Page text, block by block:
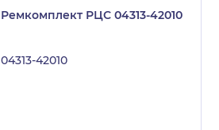
Ремкомплект РЦС 04313-42010
04313-42010